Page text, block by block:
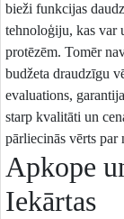
bieži funkcijas
tehnoloģiju, kas var
protēzēm. Tomēr
budžeta draudzīgu
evaluations,
starp kvalitāti un
pārliecinās vērts par
Apkope
Iekārtas